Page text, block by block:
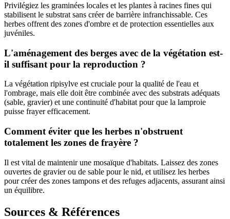
Privilégiez les graminées locales et les plantes à racines fines qui
stabilisent le substrat sans créer de barrière infranchissable. Ces
herbes offrent des zones d'ombre et de protection essentielles aux
juvéniles.
L'aménagement des berges avec de la végétation est-
il suffisant pour la reproduction ?
La végétation ripisylve est cruciale pour la qualité de l'eau et
l'ombrage, mais elle doit être combinée avec des substrats adéquats
(sable, gravier) et une continuité d'habitat pour que la lamproie
puisse frayer efficacement.
Comment éviter que les herbes n'obstruent
totalement les zones de frayère ?
Il est vital de maintenir une mosaïque d'habitats. Laissez des zones
ouvertes de gravier ou de sable pour le nid, et utilisez les herbes
pour créer des zones tampons et des refuges adjacents, assurant ainsi
un équilibre.
Sources & Références